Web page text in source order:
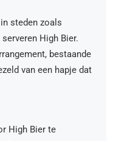
steden zoals
High Bier.
bestaande
van een hapje dat
High Bier te